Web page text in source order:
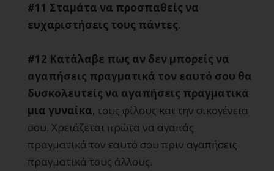
#11 Σταμάτα να προσπαθείς να
ευχαριστήσεις τους πάντες.
#12 Κατάλαβε πως αν δεν μπορείς να
αγαπήσεις πραγματικά τον εαυτό σου θα
δυσκολευτείς να αγαπήσεις πραγματικά
μια γυναίκα, τους φίλους και την οικογένεια
σου. Χρειάζεται πρώτα να αγαπάς
πραγματικά τον εαυτό σου πριν αγαπήσεις
πραγματικά τους άλλους.